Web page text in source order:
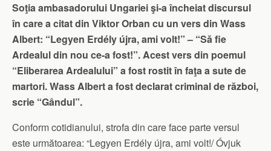
Soţia ambasadorului Ungariei şi-a încheiat discursul
în care a citat din Viktor Orban cu un vers din Wass
Albert: “Legyen Erdély újra, ami volt!” – “Să fie
Ardealul din nou ce-a fost!”. Acest vers din poemul
“Eliberarea Ardealului” a fost rostit în faţa a sute de
martori. Wass Albert a fost declarat criminal de război,
scrie “Gândul”.
Conform cotidianului, strofa din care face parte versul
este următoarea: “Legyen Erdély újra, ami volt!/ Óvjuk